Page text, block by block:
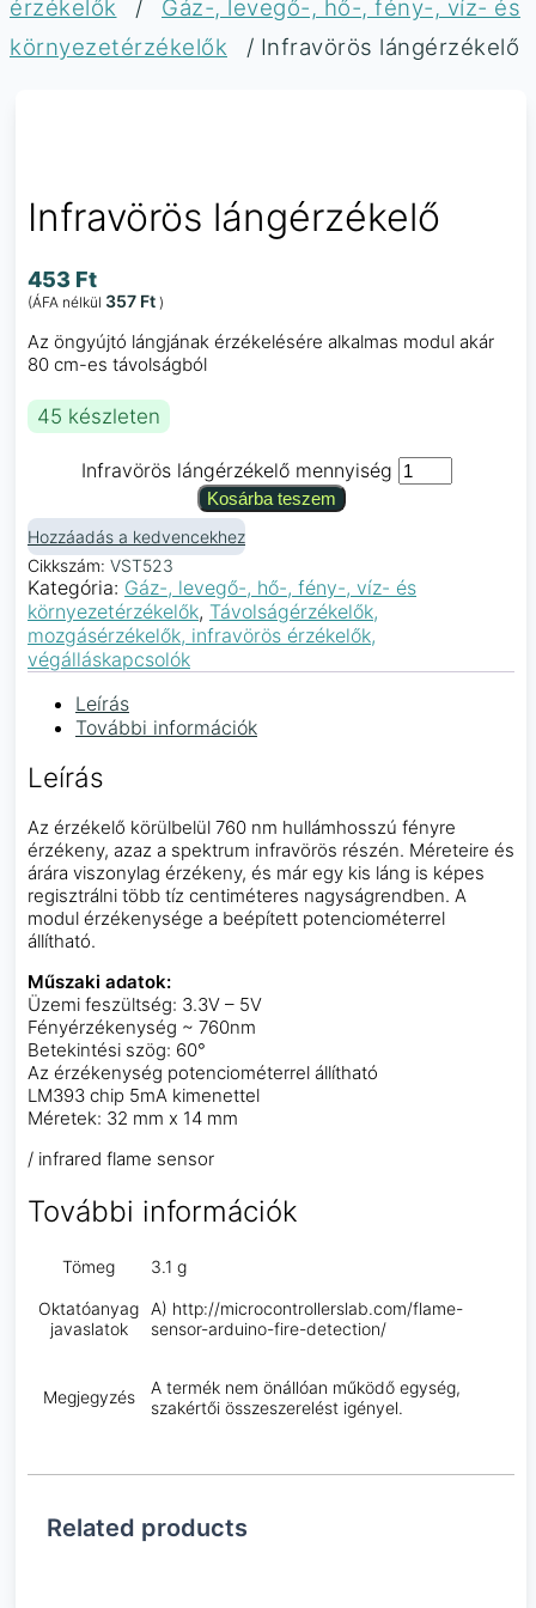
érzékelők
/
Gáz-, levegő-, hő-, fény-, víz- és
környezetérzékelők
/ Infravörös lángérzékelő
Infravörös lángérzékelő
453 Ft
(ÁFA nélkül 357 Ft )
Az öngyújtó lángjának érzékelésére alkalmas modul akár
80 cm-es távolságból
45 készleten
Infravörös lángérzékelő mennyiség
Kosárba teszem
Hozzáadás a kedvencekhez
Cikkszám: VST523
Kategória: Gáz-, levegő-, hő-, fény-, víz- és
környezetérzékelők, Távolságérzékelők,
mozgásérzékelők, infravörös érzékelők,
végálláskapcsolók
Leírás
További információk
Leírás
Az érzékelő körülbelül 760 nm hullámhosszú fényre
érzékeny, azaz a spektrum infravörös részén. Méreteire és
árára viszonylag érzékeny, és már egy kis láng is képes
regisztrálni több tíz centiméteres nagyságrendben. A
modul érzékenysége a beépített potenciométerrel
állítható.
Műszaki adatok:
Üzemi feszültség: 3.3V – 5V
Fényérzékenység ~ 760nm
Betekintési szög: 60°
Az érzékenység potenciométerrel állítható
LM393 chip 5mA kimenettel
Méretek: 32 mm x 14 mm
/ infrared flame sensor
További információk
Tömeg 3.1 g
Oktatóanyag
javaslatok
A) http://microcontrollerslab.com/flame-
sensor-arduino-fire-detection/
Megjegyzés
A termék nem önállóan működő egység,
szakértői összeszerelést igényel.
Related products